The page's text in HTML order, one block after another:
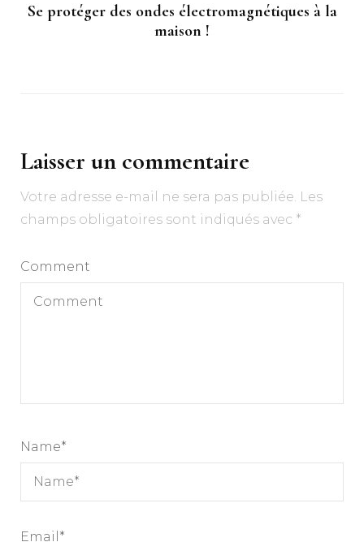
Se protéger des ondes électromagnétiques à la
maison !
Laisser un commentaire
Votre adresse e-mail ne sera pas publiée. Les
champs obligatoires sont indiqués avec *
Comment
Name*
Email *